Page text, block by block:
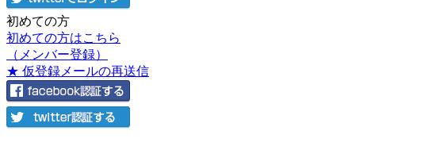
初めての方
初めての方はこちら
（メンバー登録）
★ 仮登録メールの再送信